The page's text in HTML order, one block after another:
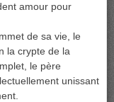
amour pour
de sa vie, le
la crypte de la
le père
unissant